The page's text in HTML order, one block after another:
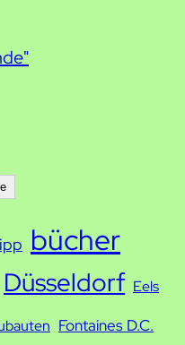
bücher
Düsseldorf Eels
Fontaines D.C.